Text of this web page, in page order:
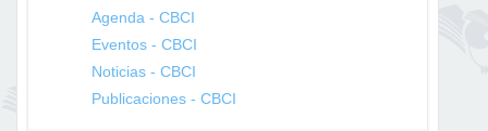
Agenda - CBCI
Eventos - CBCI
Noticias - CBCI
Publicaciones - CBCI